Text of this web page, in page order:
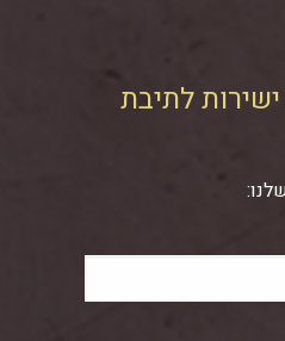
ישירות לתיבת